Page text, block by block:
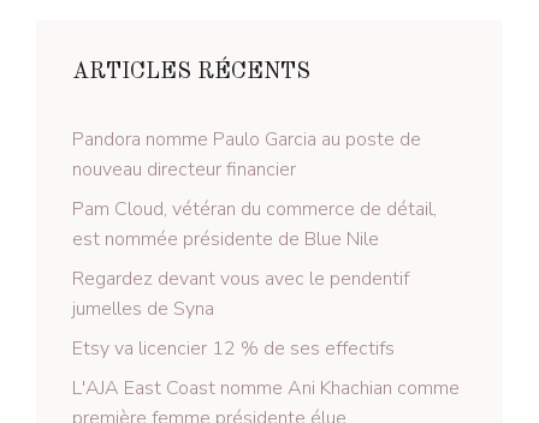
ARTICLES RÉCENTS
Pandora nomme Paulo Garcia au poste de
nouveau directeur financier
Pam Cloud, vétéran du commerce de détail,
est nommée présidente de Blue Nile
Regardez devant vous avec le pendentif
jumelles de Syna
Etsy va licencier 12 % de ses effectifs
L'AJA East Coast nomme Ani Khachian comme